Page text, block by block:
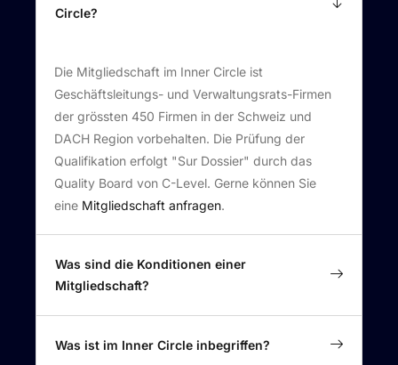
Circle?
Die Mitgliedschaft im Inner Circle ist
Geschäftsleitungs- und Verwaltungsrats-Firmen
der grössten 450 Firmen in der Schweiz und
DACH Region vorbehalten. Die Prüfung der
Qualifikation erfolgt "Sur Dossier" durch das
Quality Board von C-Level. Gerne können Sie
eine Mitgliedschaft anfragen.
Was sind die Konditionen einer
Mitgliedschaft?
Was ist im Inner Circle inbegriffen?